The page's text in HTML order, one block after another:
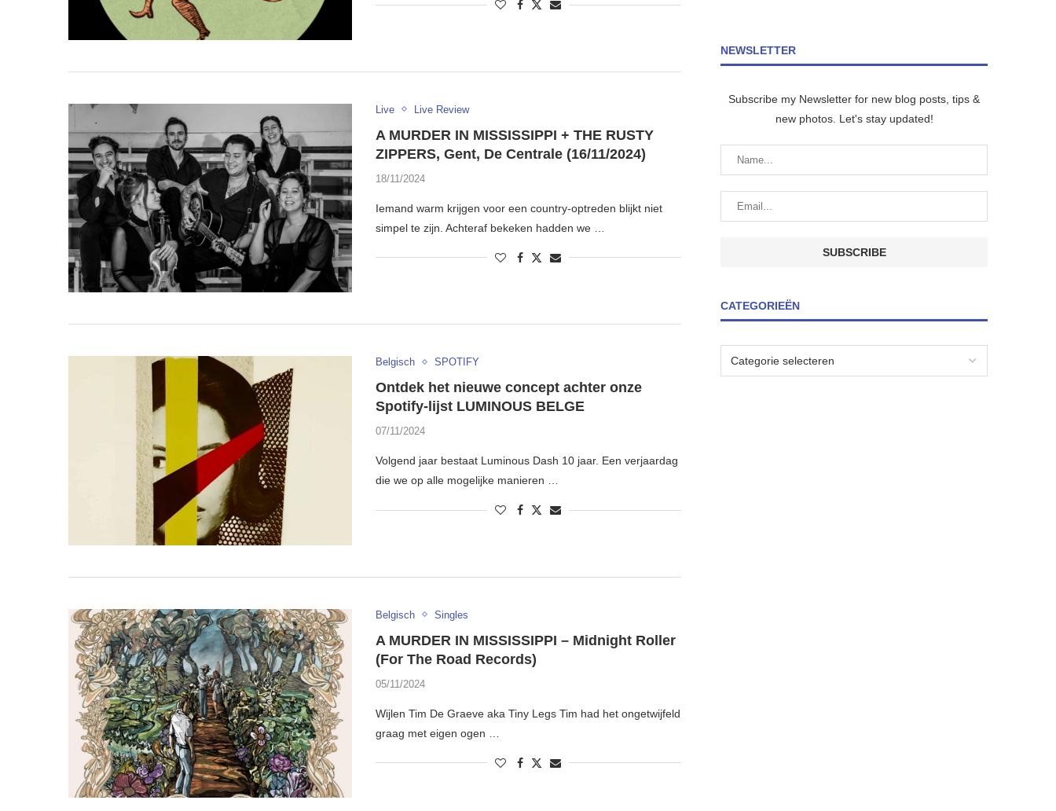
Live Live Review
A MURDER IN MISSISSIPPI + THE RUSTY
ZIPPERS, Gent, De Centrale (16/11/2024)
18/11/2024
Iemand warm krijgen voor een country-optreden blijkt niet
simpel te zijn. Achteraf bekeken hadden we …
Belgisch SPOTIFY
Ontdek het nieuwe concept achter onze
Spotify-lijst LUMINOUS BELGE
07/11/2024
Volgend jaar bestaat Luminous Dash 10 jaar. Een verjaardag
die we op alle mogelijke manieren …
Belgisch Singles
A MURDER IN MISSISSIPPI – Midnight Roller
(For The Road Records)
05/11/2024
Wijlen Tim De Graeve aka Tiny Legs Tim had het ongetwijfeld
graag met eigen ogen …
NEWSLETTER
Subscribe my Newsletter for new blog posts, tips &
new photos. Let's stay updated!
CATEGORIEËN